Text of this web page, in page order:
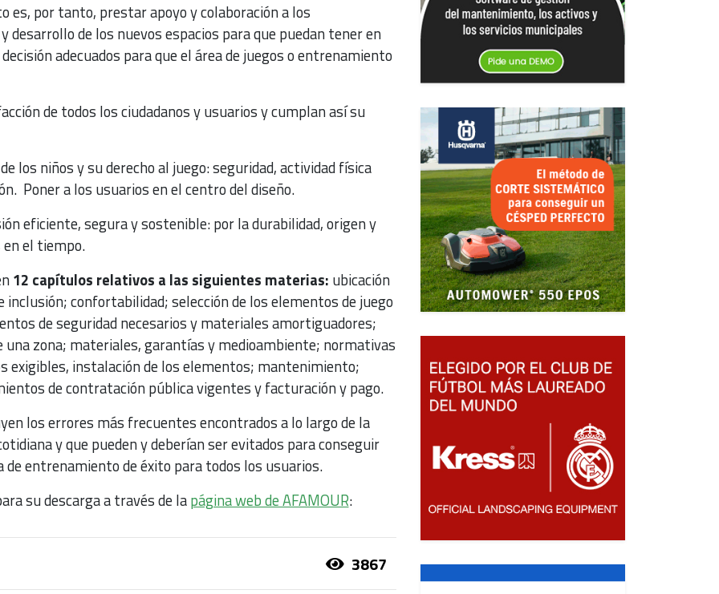
es, por tanto, prestar apoyo y colaboración a los
desarrollo de los nuevos espacios para que puedan tener en
adecuados para que el área de juegos o entrenamiento
de todos los ciudadanos y usuarios y cumplan así su
los niños y su derecho al juego: seguridad, actividad física
Poner a los usuarios en el centro del diseño.
eficiente, segura y sostenible: por la durabilidad, origen y
el tiempo.
12 capítulos relativos a las siguientes materias: ubicación
inclusión; confortabilidad; selección de los elementos de juego
de seguridad necesarios y materiales amortiguadores;
una zona; materiales, garantías y medioambiente; normativas
exigibles, instalación de los elementos; mantenimiento;
de contratación pública vigentes y facturación y pago.
los errores más frecuentes encontrados a lo largo de la
y que pueden y deberían ser evitados para conseguir
entrenamiento de éxito para todos los usuarios.
su descarga a través de lapágina web de AFAMOUR:
3867